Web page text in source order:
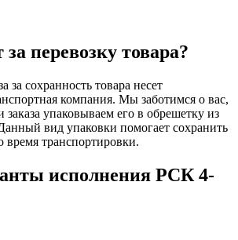
за перевозку товара?
за сохранность товара несет
компания. Мы заботимся о вас,
заказа упаковываем его в обрешетку из
вид упаковки помогает сохранить
время транспортировки.
исполнения РСК 4-